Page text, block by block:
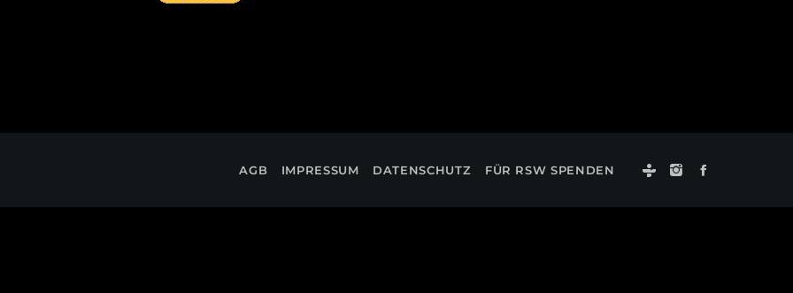
AGB IMPRESSUM DATENSCHUTZ FÜR RSW SPENDEN